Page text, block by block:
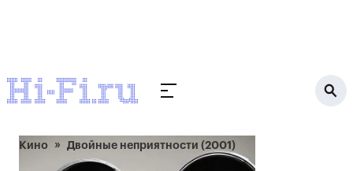
Кино Двойные неприятности (2001)